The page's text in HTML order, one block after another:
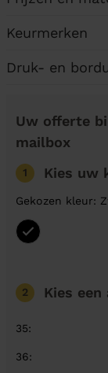
Keurmerken
Druk- en
Uw offerte
mailbox
1 Kies uw
Gekozen kleur:
2 Kies een
35:
36: